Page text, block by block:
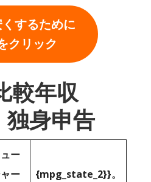
するために
クリック
較年収
身申告
ー
ー
{mpg_state_2}}。